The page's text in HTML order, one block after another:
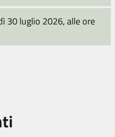
30 luglio 2026, alle ore